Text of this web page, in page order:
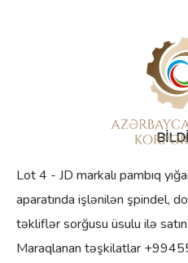
Lot 4 - JD markalı pambıq
aparatında işlənilən şpindel,
təkliflər sorğusu üsulu ilə satın
Maraqlanan təşkilatlar